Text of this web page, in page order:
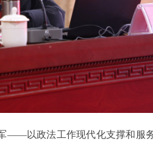
——以政法工作现代化支撑和服